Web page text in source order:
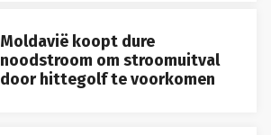
Moldavië koopt dure
noodstroom om stroomuitval
door hittegolf te voorkomen